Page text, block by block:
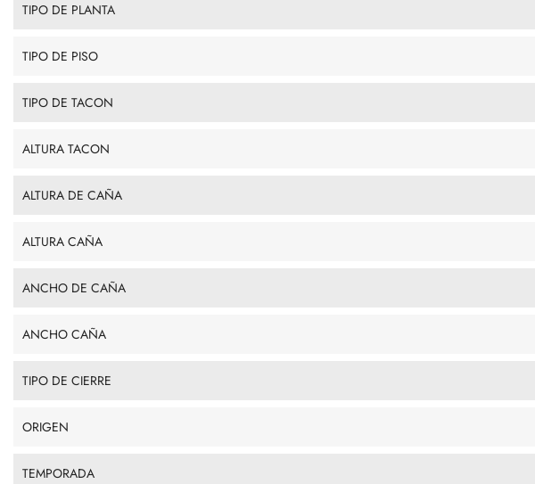
TIPO DE PLANTA
TIPO DE PISO
TIPO DE TACON
ALTURA TACON
ALTURA DE CAÑA
ALTURA CAÑA
ANCHO DE CAÑA
ANCHO CAÑA
TIPO DE CIERRE
ORIGEN
TEMPORADA